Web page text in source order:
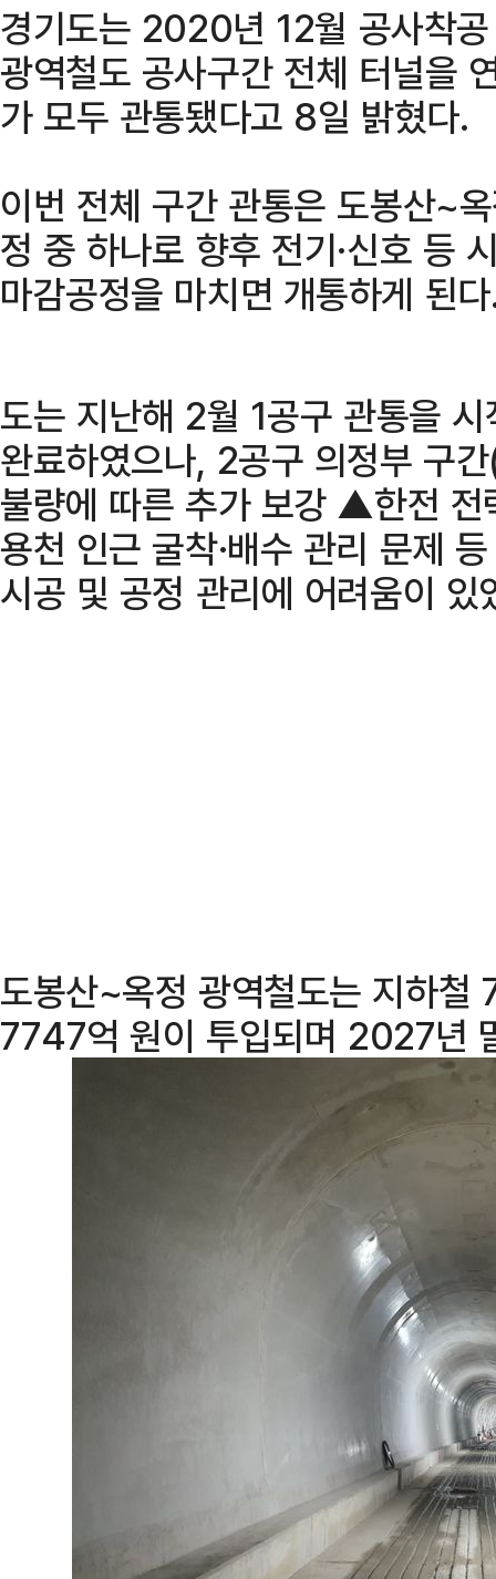
경기도는 2020년 12월 공사착
광역철도 공사구간 전체 터널을
가 모두 관통됐다고 8일 밝혔다.
이번 전체 구간 관통은 도봉산~
정 중 하나로 향후 전기·신호 등
마감공정을 마치면 개통하게 된
도는 지난해 2월 1공구 관통을
완료하였으나, 2공구 의정부 구
불량에 따른 추가 보강 ▲한전
용천 인근 굴착·배수 관리 문제
시공 및 공정 관리에 어려움이 있
도봉산~옥정 광역철도는 지하철
7747억 원이 투입되며 2027년